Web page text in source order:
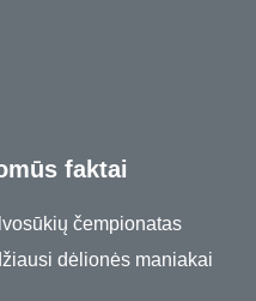
faktai
čempionatas
dėlionės maniakai